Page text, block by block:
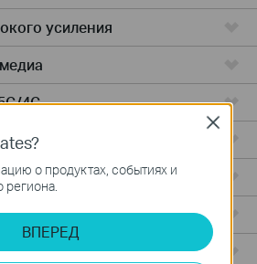
усиления
4G
о продуктах, событиях и
региона.
ВПЕРЕД
Close